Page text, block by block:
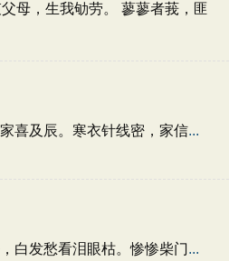
母，生我劬劳。 蓼蓼者莪，匪
喜及辰。寒衣针线密，家信...
白发愁看泪眼枯。惨惨柴门...